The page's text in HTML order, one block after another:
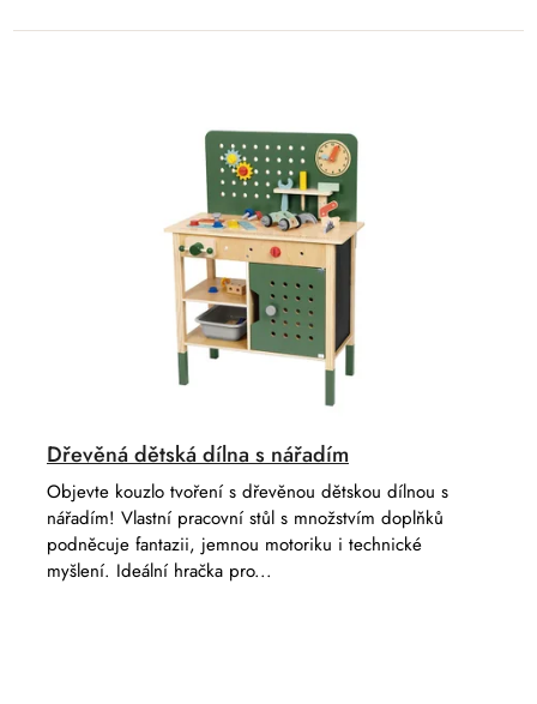
Dřevěná dětská dílna s nářadím
Objevte kouzlo tvoření s dřevěnou dětskou dílnou s
nářadím! Vlastní pracovní stůl s množstvím doplňků
podněcuje fantazii, jemnou motoriku i technické
myšlení. Ideální hračka pro...